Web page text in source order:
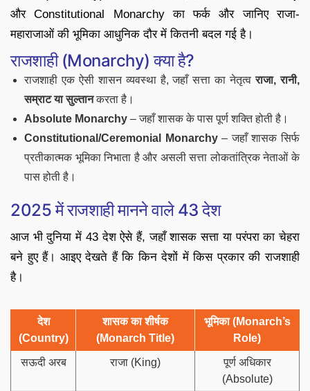
और Constitutional Monarchy का फर्क और जानिए राजा-
महाराजाओं की भूमिका आधुनिक दौर में कितनी बदल गई है।
राजशाही (Monarchy) क्या है?
राजशाही एक ऐसी शासन व्यवस्था है, जहाँ सत्ता का नेतृत्वराजा, रानी,
सम्राट या सुल्तानकरता है।
Absolute Monarchy – जहाँ शासक के पास पूर्ण शक्ति होती है।
Constitutional/Ceremonial Monarchy– जहाँ शासक सिर्फ
प्रतीकात्मक भूमिका निभाता है और असली सत्ता लोकतांत्रिक नेताओं के
पास होती है।
2025 में राजशाही मानने वाले 43 देश
आज भी दुनिया में 43 देश ऐसे हैं, जहाँ शासक सत्ता या परंपरा का चेहरा
बने हुए हैं। आइए देखते हैं कि किन देशों में किस प्रकार की राजशाही
है।
देश
(Country)
शासक का शीर्षक
(Monarch Title)
भूमिका (Monarch’s
Role)
सऊदी अरब राजा (King)
पूर्ण अधिकार
(Absolute)